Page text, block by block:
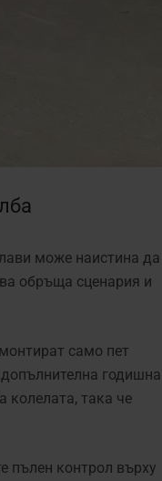
може наистина да
обръща сценария и
само пет
годишна
колелата, така че
пълен контрол върху